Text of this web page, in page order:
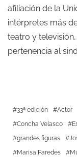
afiliación de la
intérpretes más
teatro y
pertenencia al
33ª edición Actor
Concha Velasco
grandes figuras
Marisa Paredes